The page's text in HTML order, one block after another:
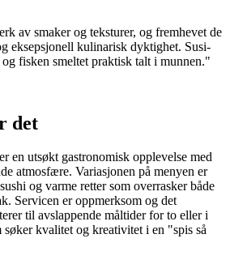
av smaker og teksturer, og fremhevet de
eksepsjonell kulinarisk dyktighet. Susi-
fisken smeltet praktisk talt i munnen.
det
en utsøkt gastronomisk opplevelse med
atmosfære. Variasjonen på menyen er
og varme retter som overrasker både
Servicen er oppmerksom og det
til avslappende måltider for to eller i
søker kvalitet og kreativitet i en "spis så